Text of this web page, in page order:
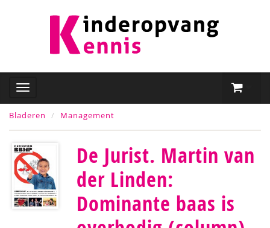
Bladeren Management
De Jurist. Martin van
der Linden:
Dominante baas is